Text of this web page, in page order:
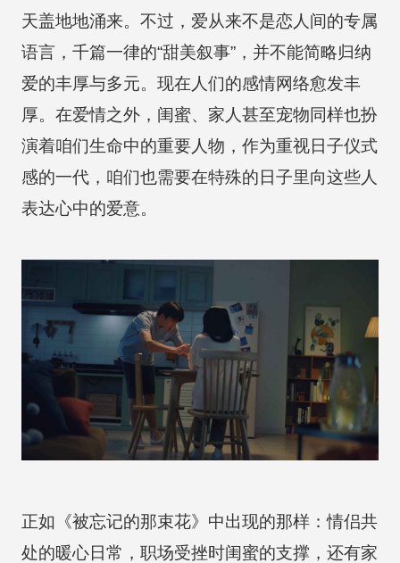
天盖地地涌来。不过，爱从来不是恋人间的专属
语言，千篇一律的“甜美叙事”，并不能简略归纳
爱的丰厚与多元。现在人们的感情网络愈发丰
厚。在爱情之外，闺蜜、家人甚至宠物同样也扮
演着咱们生命中的重要人物，作为重视日子仪式
感的一代，咱们也需要在特殊的日子里向这些人
表达心中的爱意。
正如《被忘记的那束花》中出现的那样：情侣共
处的暖心日常，职场受挫时闺蜜的支撑，还有家